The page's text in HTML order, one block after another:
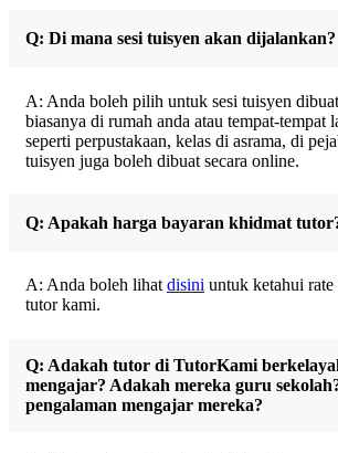
Q: Di mana sesi tuisyen akan dijalankan?
A: Anda boleh pilih untuk sesi tuisyen
biasanya di rumah anda atau tempat-tempat
seperti perpustakaan, kelas di asrama, di
tuisyen juga boleh dibuat secara online.
Q: Apakah harga bayaran khidmat
A: Anda boleh lihat disini untuk ketahui
tutor kami.
Q: Adakah tutor di TutorKami
mengajar? Adakah mereka guru
pengalaman mengajar mereka?